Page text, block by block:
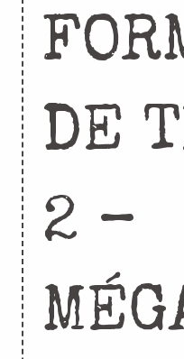
DE
2 –